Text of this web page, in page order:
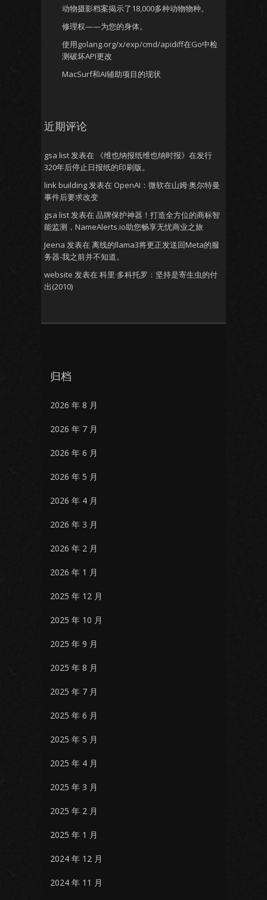
动物摄影档案揭示了18,000多种动物物种。
修理权——为您的身体。
使用golang.org/x/exp/cmd/apidiff在Go中检
测破坏API更改
MacSurf和AI辅助项目的现状
近期评论
gsa list发表在
《维也纳报纸维也纳时报》在发行
320年后停止日报纸的印刷版。
link building发表在 OpenAI：微软在山姆·奥尔特曼
事件后要求改变
gsa list发表在 品牌保护神器！打造全方位的商标智
能监测，NameAlerts.io助您畅享无忧商业之旅
Jeena 发表在 离线的llama3将更正发送回Meta的服
务器-我之前并不知道。
website 发表在 科里·多科托罗：坚持是寄生虫的付
出(2010)
归档
2026 年 8 月
2026 年 7 月
2026 年 6 月
2026 年 5 月
2026 年 4 月
2026 年 3 月
2026 年 2 月
2026 年 1 月
2025 年 12 月
2025 年 10 月
2025 年 9 月
2025 年 8 月
2025 年 7 月
2025 年 6 月
2025 年 5 月
2025 年 4 月
2025 年 3 月
2025 年 2 月
2025 年 1 月
2024 年 12 月
2024 年 11 月